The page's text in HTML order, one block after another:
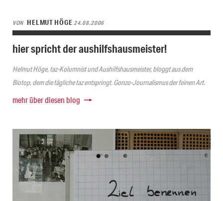
VON HELMUT HÖGE24.08.2006
hier spricht der aushilfshausmeister!
Helmut Höge, taz-Kolumnist und Aushilfshausmeister, bloggt aus dem
Biotop, dem die tägliche taz entspringt. Gonzo-Journalismus der feinen Art.
mehr über diesen blog